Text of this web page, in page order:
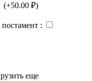
(+50.00 ₽)
постамент :
еще